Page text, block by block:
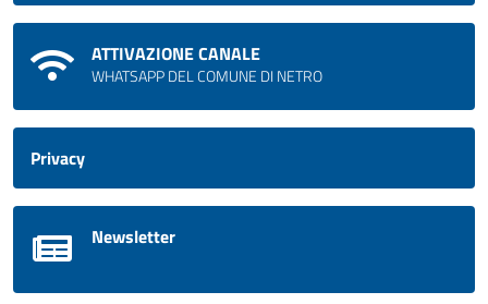
ATTIVAZIONE CANALE
WHATSAPP DEL COMUNE DI NETRO
Privacy
Newsletter